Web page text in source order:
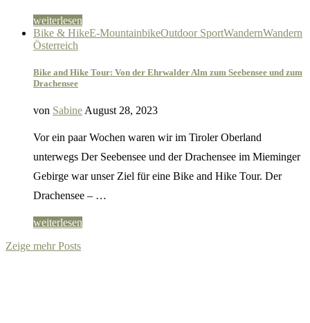
weiterlesen
Bike & HikeE-MountainbikeOutdoor SportWandernWandern
Österreich
Bike and Hike Tour: Von der Ehrwalder Alm zum Seebensee und zum
Drachensee
von Sabine August 28, 2023
Vor ein paar Wochen waren wir im Tiroler Oberland
unterwegs Der Seebensee und der Drachensee im Mieminger
Gebirge war unser Ziel für eine Bike and Hike Tour. Der
Drachensee – …
weiterlesen
Zeige mehr Posts